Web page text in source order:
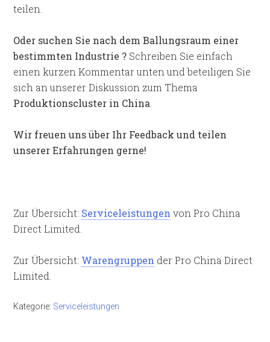
teilen.
Oder suchen Sie nach dem Ballungsraum einer
bestimmten Industrie ? Schreiben Sie einfach
einen kurzen Kommentar unten und beteiligen Sie
sich an unserer Diskussion zum Thema
Produktionscluster in China
Wir freuen uns über Ihr Feedback und teilen
unserer Erfahrungen gerne!
Zur Übersicht: Serviceleistungen von Pro China
Direct Limited.
Zur Übersicht: Warengruppen der Pro China Direct
Limited.
Kategorie: Serviceleistungen